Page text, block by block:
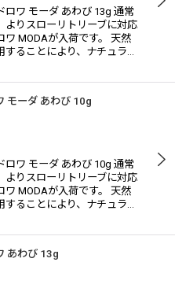
ロワ モーダ あわび 13g 通常
よりスローリトリーブに対応
ワ MODAが入荷です。 天然
することにより、ナチュラ…
モーダ あわび 10g
ロワ モーダ あわび 10g 通常
よりスローリトリーブに対応
ワ MODAが入荷です。 天然
することにより、ナチュラ…
あわび 13g